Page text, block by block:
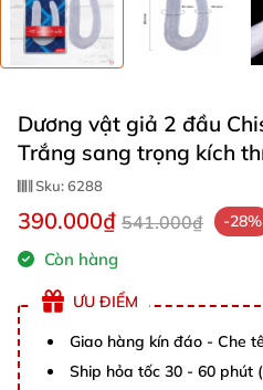
Dương vật giả 2 đầu
Trắng sang trọng kích
Sku:6288
390.000₫ 541.000₫ -28%
Còn hàng
ƯU ĐIỂM
Giao hàng kín đáo - Che
Ship hỏa tốc 30 - 60 phút